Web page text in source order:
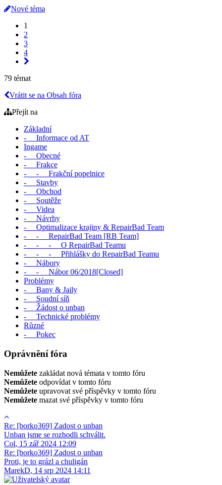
Nové téma
1
2
3
4
79 témat
Vrátit se na Obsah fóra
Přejít na
Základní
- Informace od AT
Ingame
- Obecné
- Frakce
- - Frakční popelnice
- Stavby
- Obchod
- Soutěže
- Videa
- Návrhy
- Optimalizace krajiny & RepairBad Team
- - RepairBad Team [RB Team]
- - - O RepairBad Teamu
- - - Přihlášky do RepairBad Teamu
- Nábory
- - Nábor 06/2018[Closed]
Problémy
- Bany & Jaily
- Soudní síň
- Žádost o unban
- Technické problémy
Různé
- Pokec
Oprávnění fóra
Nemůžete zakládat nová témata v tomto fóru
Nemůžete odpovídat v tomto fóru
Nemůžete upravovat své příspěvky v tomto fóru
Nemůžete mazat své příspěvky v tomto fóru
Re: [borko369] Zadost o unban
Unban jsme se rozhodli schválit.
Col, 15 zář 2024 12:09
Re: [borko369] Zadost o unban
Proti, je to grázl a chuligán
MarekD, 14 srp 2024 14:11